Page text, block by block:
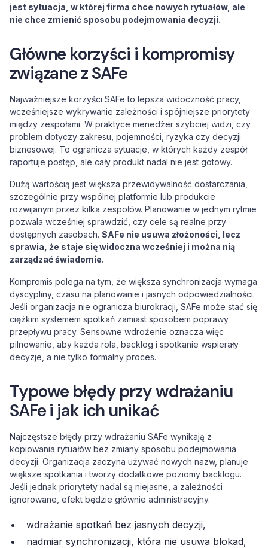
jest sytuacja, w której firma chce nowych rytuałów, ale
nie chce zmienić sposobu podejmowania decyzji.
Główne korzyści i kompromisy
związane z SAFe
Najważniejsze korzyści SAFe to lepsza widoczność pracy,
wcześniejsze wykrywanie zależności i spójniejsze priorytety
między zespołami. W praktyce menedżer szybciej widzi, czy
problem dotyczy zakresu, pojemności, ryzyka czy decyzji
biznesowej. To ogranicza sytuacje, w których każdy zespół
raportuje postęp, ale cały produkt nadal nie jest gotowy.
Dużą wartością jest większa przewidywalność dostarczania,
szczególnie przy wspólnej platformie lub produkcie
rozwijanym przez kilka zespołów. Planowanie w jednym rytmie
pozwala wcześniej sprawdzić, czy cele są realne przy
dostępnych zasobach. SAFe nie usuwa złożoności, lecz
sprawia, że staje się widoczna wcześniej i można nią
zarządzać świadomie.
Kompromis polega na tym, że większa synchronizacja wymaga
dyscypliny, czasu na planowanie i jasnych odpowiedzialności.
Jeśli organizacja nie ogranicza biurokracji, SAFe może stać się
ciężkim systemem spotkań zamiast sposobem poprawy
przepływu pracy. Sensowne wdrożenie oznacza więc
pilnowanie, aby każda rola, backlog i spotkanie wspierały
decyzje, a nie tylko formalny proces.
Typowe błędy przy wdrażaniu
SAFe i jak ich unikać
Najczęstsze błędy przy wdrażaniu SAFe wynikają z
kopiowania rytuałów bez zmiany sposobu podejmowania
decyzji. Organizacja zaczyna używać nowych nazw, planuje
większe spotkania i tworzy dodatkowe poziomy backlogu.
Jeśli jednak priorytety nadal są niejasne, a zależności
ignorowane, efekt będzie głównie administracyjny.
wdrażanie spotkań bez jasnych decyzji,
nadmiar synchronizacji, która nie usuwa blokad,